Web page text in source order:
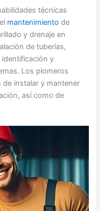
técnicas
mantenimiento de
y drenaje en
de tuberías,
identificación y
Los plomeros
instalar y mantener
así como de